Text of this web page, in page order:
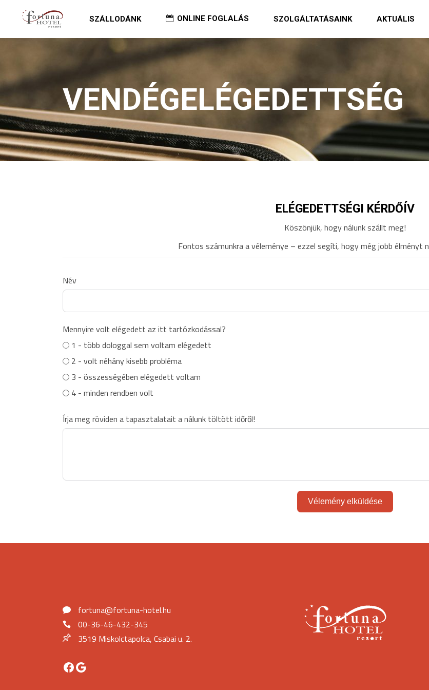
SZÁLLODÁNK ONLINE FOGLALÁS SZOLGÁLTATÁSAINK AKTUÁLIS
VENDÉGELÉGEDETTSÉG
ELÉGEDETTSÉGI KÉRDŐÍV
Köszönjük, hogy nálunk szállt meg!
Fontos számunkra a véleménye – ezzel segíti, hogy még jobb élményt
Név
Mennyire volt elégedett az itt tartózkodással?
1 - több dologgal sem voltam elégedett
2 - volt néhány kisebb probléma
3 - összességében elégedett voltam
4 - minden rendben volt
Írja meg röviden a tapasztalatait a nálunk töltött időről!
Vélemény elküldése
fortuna@fortuna-hotel.hu
00-36-46-432-345
3519 Miskolctapolca, Csabai u. 2.
Facebook
Google